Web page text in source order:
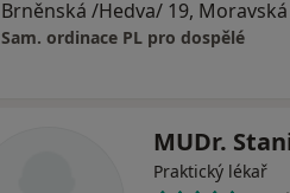
Brněnská /Hedva/ 19,
Sam. ordinace PL pro dospělé
MUDr.
Praktický lékař